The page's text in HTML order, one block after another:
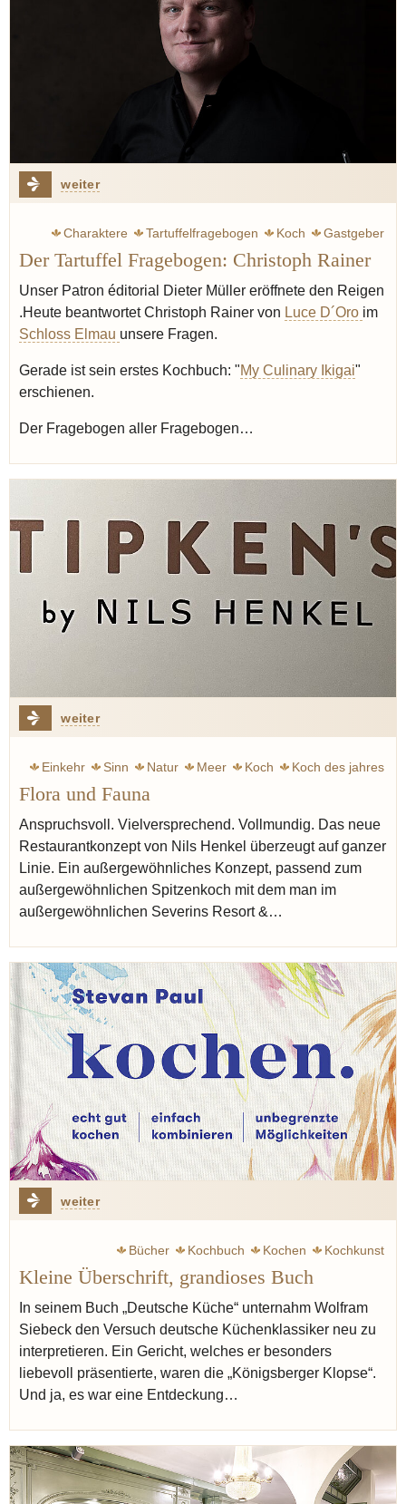
weiter
Charaktere Tartuffelfragebogen Koch Gastgeber
Der Tartuffel Fragebogen: Christoph Rainer
Unser Patron éditorial Dieter Müller eröffnete den Reigen
.Heute beantwortet Christoph Rainer von Luce D´Oro im
Schloss Elmau unsere Fragen.
Gerade ist sein erstes Kochbuch: "My Culinary Ikigai"
erschienen.
Der Fragebogen aller Fragebogen…
weiter
Einkehr Sinn Natur Meer Koch
Koch des jahres
Flora und Fauna
Anspruchsvoll. Vielversprechend. Vollmundig. Das neue
Restaurantkonzept von Nils Henkel überzeugt auf ganzer
Linie. Ein außergewöhnliches Konzept, passend zum
außergewöhnlichen Spitzenkoch mit dem man im
außergewöhnlichen Severins Resort &…
weiter
Bücher Kochbuch Kochen Kochkunst
Kleine Überschrift, grandioses Buch
In seinem Buch „Deutsche Küche“ unternahm Wolfram
Siebeck den Versuch deutsche Küchenklassiker neu zu
interpretieren. Ein Gericht, welches er besonders
liebevoll präsentierte, waren die „Königsberger Klopse“.
Und ja, es war eine Entdeckung…